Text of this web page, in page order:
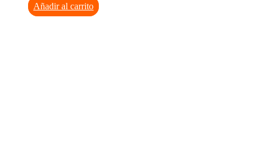
Añadir al carrito